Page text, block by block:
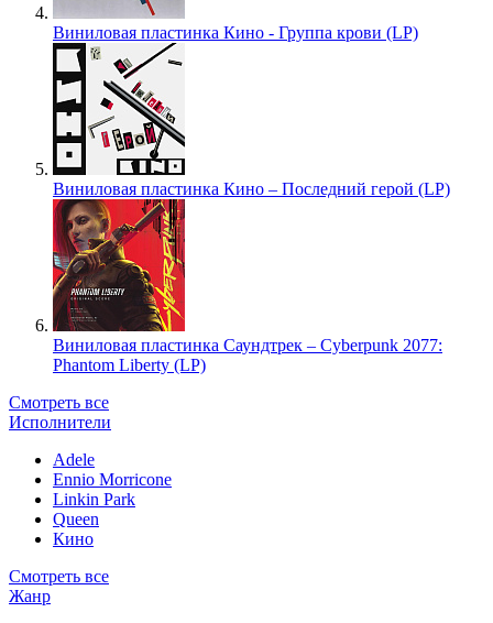
Виниловая пластинка Кино - Группа крови (LP)
Виниловая пластинка Кино – Последний герой (LP)
Виниловая пластинка Саундтрек – Cyberpunk 2077:
Phantom Liberty (LP)
Смотреть все
Исполнители
Adele
Ennio Morricone
Linkin Park
Queen
Кино
Смотреть все
Жанр